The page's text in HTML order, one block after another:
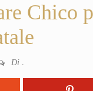
Chico
Di .